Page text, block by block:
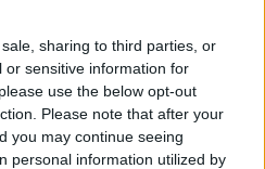
sharing to third parties, or
or sensitive information for
use the below opt-out
Please note that after your
you may continue seeing
personal information utilized by
αναγνωρίζοντας ότι εκεί
για να απολαμβάνει.
να κάνει αυτό για το